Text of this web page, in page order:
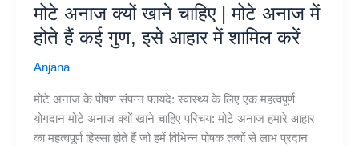
मोटे अनाज क्यों खाने चाहिए | मोटे अनाज में
होते हैं कई गुण, इसे आहार में शामिल करें
Anjana
मोटे अनाज के पोषण संपन्न फायदे: स्वास्थ्य के लिए एक महत्वपूर्ण
योगदान मोटे अनाज क्यों खाने चाहिए परिचय: मोटे अनाज हमारे आहार
का महत्वपूर्ण हिस्सा होते हैं जो हमें विभिन्न पोषक तत्वों से लाभ प्रदान